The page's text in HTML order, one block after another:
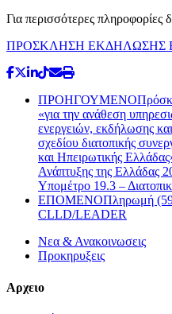
Για περισσότερες πληροφορίες
ΠΡΟΣΚΛΗΣΗ ΕΚΔΗΛΩΣΗΣ
ΠΡΟΗΓΟΥΜΕΝΟ
«για την ανάθεση
ενεργειών, εκδήλωσης
σχεδίου διατοπικής
και Ηπειρωτικής
Ανάπτυξης της
Υπομέτρο 19.3 –
ΕΠΟΜΕΝΟΠληρωμή
CLLD/LEADER
Νεα & Ανακοινωσεις
Προκηρυξεις
Αρχειο